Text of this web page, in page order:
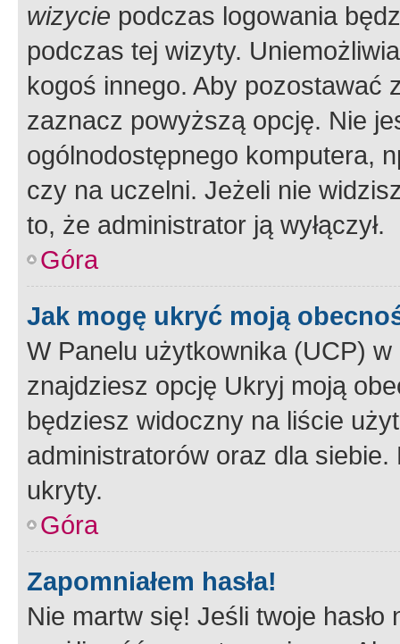
wizycie podczas logowania
podczas tej wizyty.
kogoś innego. Aby pozostawać
zaznacz powyższą opcję. Nie
ogólnodostępnego komputera,
czy na uczelni. Jeżeli nie
to, że administrator ją wyłączył.
Góra
Jak mogę ukryć moją
W Panelu użytkownika (UCP) w
znajdziesz opcję Ukryj moją
będziesz widoczny na liście
administratorów oraz dla
ukryty.
Góra
Zapomniałem hasła!
Nie martw się! Jeśli twoje